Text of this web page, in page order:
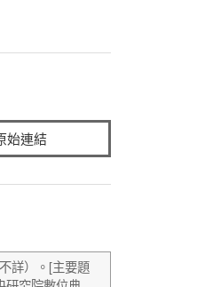
始連結